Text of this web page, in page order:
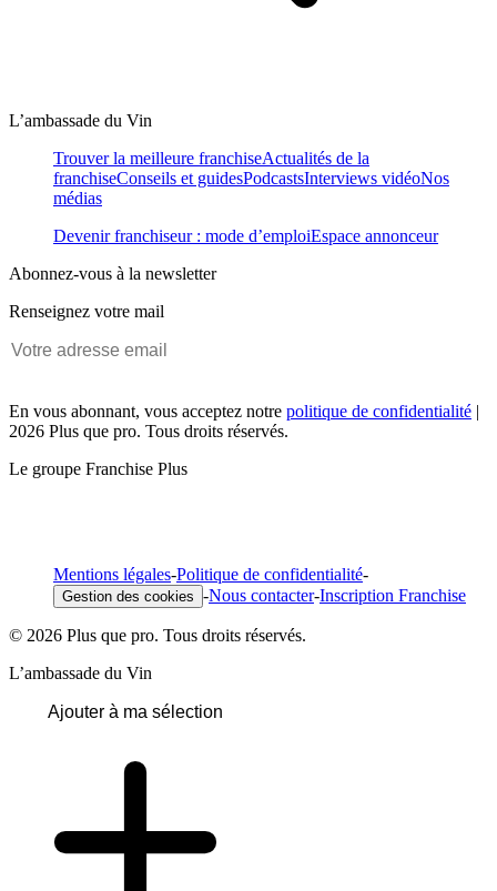
L’ambassade du Vin
Trouver la meilleure franchiseActualités de la
franchiseConseils et guidesPodcastsInterviews vidéoNos
médias
Devenir franchiseur : mode d’emploiEspace annonceur
Abonnez-vous à la newsletter
Renseignez votre mail
En vous abonnant, vous acceptez notre politique de confidentialité |
2026 Plus que pro. Tous droits réservés.
Le groupe Franchise Plus
Mentions légales-Politique de confidentialité-
Gestion des cookies -Nous contacter-Inscription Franchise
© 2026 Plus que pro. Tous droits réservés.
L’ambassade du Vin
Ajouter à ma sélection